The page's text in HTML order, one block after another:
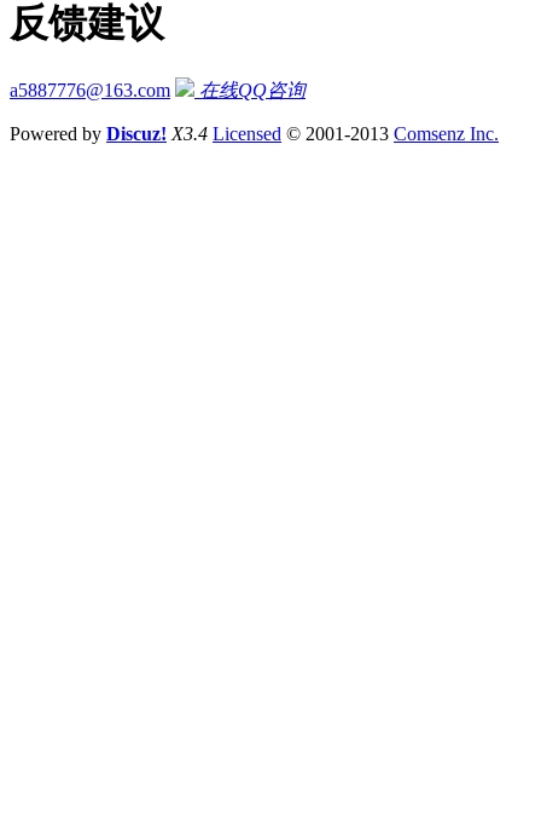
反馈建议
a5887776@163.com 在线QQ咨询
Powered by Discuz! X3.4 Licensed © 2001-2013 Comsenz Inc.